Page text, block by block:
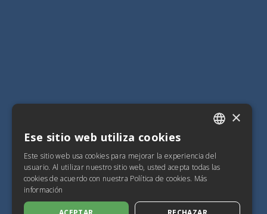
ENGLISH
×
Ese sitio web utiliza cookies
Este sitio web usa cookies para mejorar la experiencia del
usuario. Al utilizar nuestro sitio web, usted acepta todas las
cookies de acuerdo con nuestra Política de cookies. Más
información